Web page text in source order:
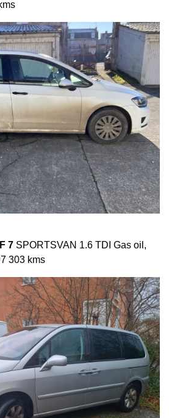
7 SPORTSVAN 1.6 TDI Gas oil,
303 kms